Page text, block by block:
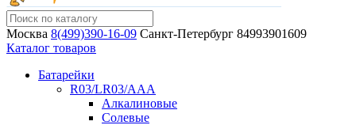
Москва 8(499)390-16-09 Санкт-Петербург 84993901609
Каталог товаров
Батарейки
R03/LR03/AAA
Алкалиновые
Солевые